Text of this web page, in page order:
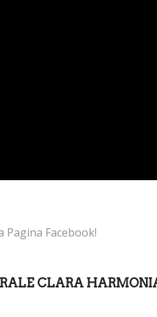
Facebook!
CLARA